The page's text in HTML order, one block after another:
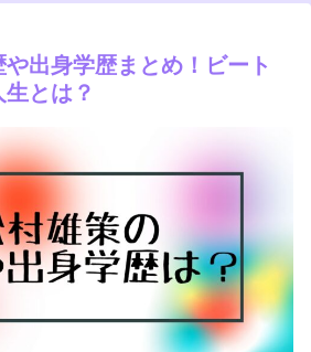
出身学歴まとめ！ビート
とは？